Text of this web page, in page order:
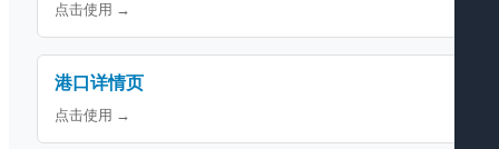
点击使用 →
港口详情页
点击使用 →